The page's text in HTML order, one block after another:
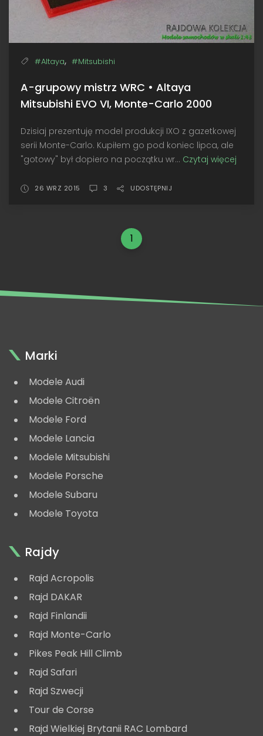
#Altaya, #Mitsubishi
A-grupowy mistrz WRC • Altaya
Mitsubishi EVO VI, Monte-Carlo 2000
Dzisiaj prezentuję model produkcji IXO z gazetkowej
serii Monte-Carlo. Kupiłem go pod koniec lipca, ale
"gotowy" był dopiero na początku wr... Czytaj więcej
26 WRZ 2015 3 UDOSTĘPNIJ
1
Marki
Modele Audi
Modele Citroën
Modele Ford
Modele Lancia
Modele Mitsubishi
Modele Porsche
Modele Subaru
Modele Toyota
Rajdy
Rajd Acropolis
Rajd DAKAR
Rajd Finlandii
Rajd Monte-Carlo
Pikes Peak Hill Climb
Rajd Safari
Rajd Szwecji
Tour de Corse
Rajd Wielkiej Brytanii RAC Lombard